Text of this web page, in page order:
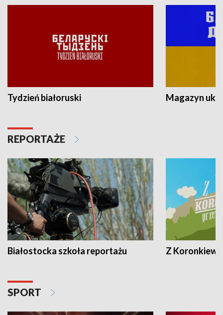
Tydzień białoruski Magazyn
REPORTAŻE
Białostocka szkoła reportażu Z
SPORT